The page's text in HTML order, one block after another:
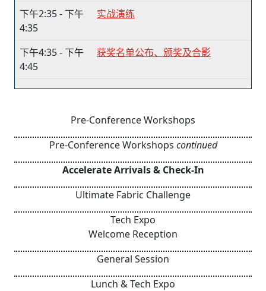
下午2:35 - 下午
4:35
实战演练
下午4:35 - 下午
4:45
获奖名单公布、颁奖及合影
Pre-Conference Workshops
Pre-Conference Workshops continued
Accelerate Arrivals & Check-In
Ultimate Fabric Challenge
Tech Expo
Welcome Reception
General Session
Lunch & Tech Expo